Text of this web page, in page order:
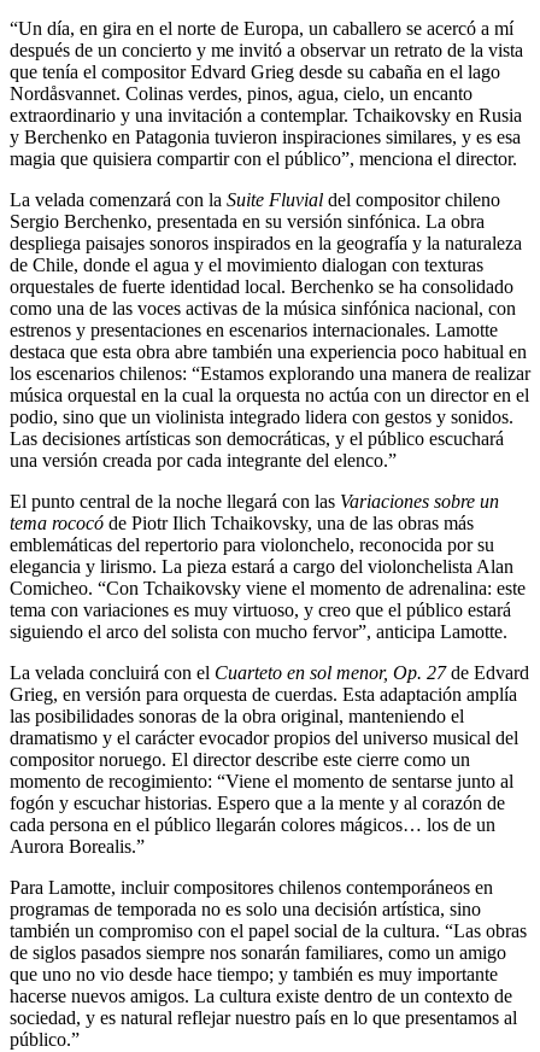
“Un día, en gira en el norte de Europa, un caballero se acercó a mí
después de un concierto y me invitó a observar un retrato de la vista
que tenía el compositor Edvard Grieg desde su cabaña en el lago
Nordåsvannet. Colinas verdes, pinos, agua, cielo, un encanto
extraordinario y una invitación a contemplar. Tchaikovsky en Rusia
y Berchenko en Patagonia tuvieron inspiraciones similares, y es esa
magia que quisiera compartir con el público”, menciona el director.
La velada comenzará con la Suite Fluvial del compositor chileno
Sergio Berchenko, presentada en su versión sinfónica. La obra
despliega paisajes sonoros inspirados en la geografía y la naturaleza
de Chile, donde el agua y el movimiento dialogan con texturas
orquestales de fuerte identidad local. Berchenko se ha consolidado
como una de las voces activas de la música sinfónica nacional, con
estrenos y presentaciones en escenarios internacionales. Lamotte
destaca que esta obra abre también una experiencia poco habitual en
los escenarios chilenos: “Estamos explorando una manera de realizar
música orquestal en la cual la orquesta no actúa con un director en el
podio, sino que un violinista integrado lidera con gestos y sonidos.
Las decisiones artísticas son democráticas, y el público escuchará
una versión creada por cada integrante del elenco.”
El punto central de la noche llegará con las Variaciones sobre un
tema rococó de Piotr Ilich Tchaikovsky, una de las obras más
emblemáticas del repertorio para violonchelo, reconocida por su
elegancia y lirismo. La pieza estará a cargo del violonchelista Alan
Comicheo. “Con Tchaikovsky viene el momento de adrenalina: este
tema con variaciones es muy virtuoso, y creo que el público estará
siguiendo el arco del solista con mucho fervor”, anticipa Lamotte.
La velada concluirá con el Cuarteto en sol menor, Op. 27de Edvard
Grieg, en versión para orquesta de cuerdas. Esta adaptación amplía
las posibilidades sonoras de la obra original, manteniendo el
dramatismo y el carácter evocador propios del universo musical del
compositor noruego. El director describe este cierre como un
momento de recogimiento: “Viene el momento de sentarse junto al
fogón y escuchar historias. Espero que a la mente y al corazón de
cada persona en el público llegarán colores mágicos… los de un
Aurora Borealis.”
Para Lamotte, incluir compositores chilenos contemporáneos en
programas de temporada no es solo una decisión artística, sino
también un compromiso con el papel social de la cultura. “Las obras
de siglos pasados siempre nos sonarán familiares, como un amigo
que uno no vio desde hace tiempo; y también es muy importante
hacerse nuevos amigos. La cultura existe dentro de un contexto de
sociedad, y es natural reflejar nuestro país en lo que presentamos al
público.”